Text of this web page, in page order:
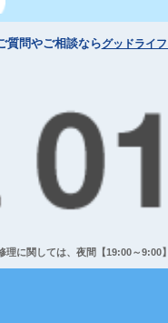
質問やご相談ならグッドライ
に関しては、夜間【19:00～9:00